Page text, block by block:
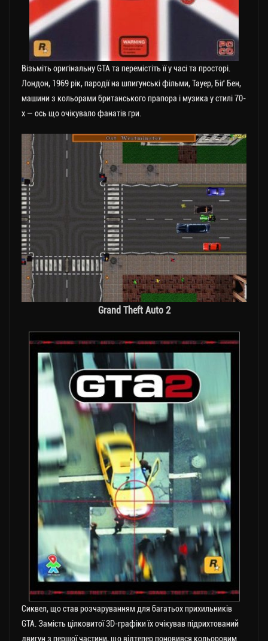
Візьміть оригінальну GТА та перемістіть її у часі та просторі.
Лондон, 1969 рік, пародії на шпигунські фільми, Тауер, Біґ Бен,
машини з кольорами британського прапора і музика у стилі 70-
х — ось що очікувало фанатів гри.
Grand Theft Auto 2
Сиквел, що став розчаруванням для багатьох прихильників
GTA. Замість цілковитої 3D-графіки їх очікував підрихтований
двигун з першої частини, що відтепер поновився кольоровим